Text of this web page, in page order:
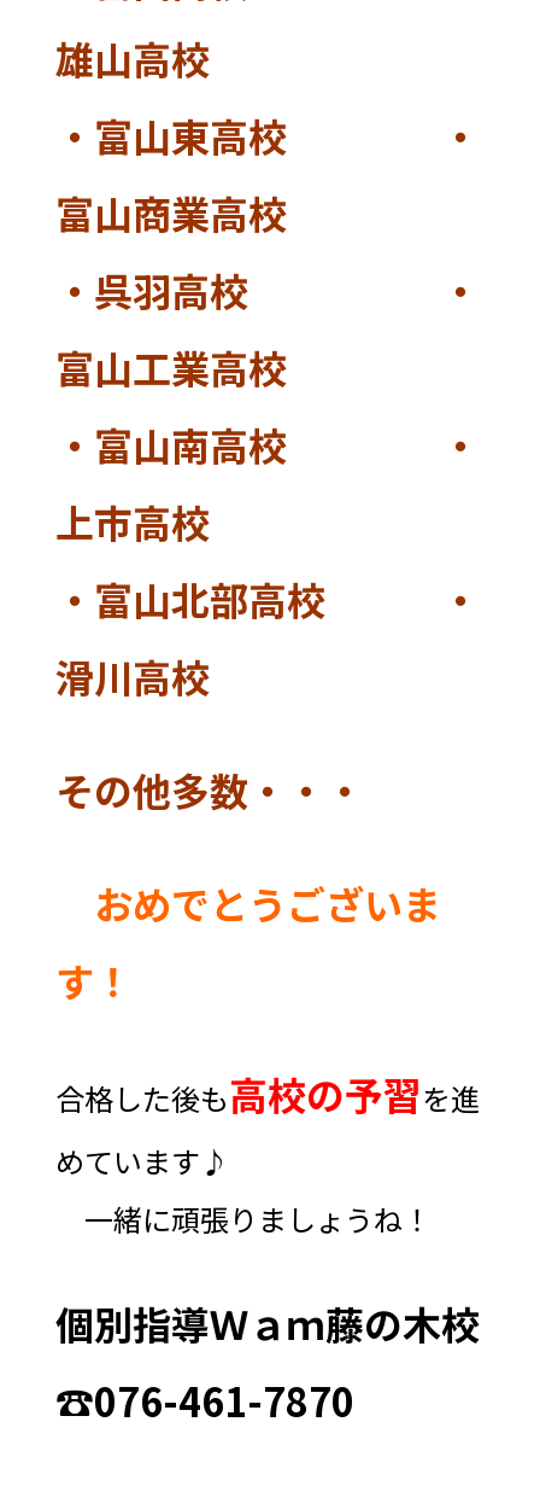
雄山高校
・富山東高校 ・
富山商業高校
・呉羽高校 ・
富山工業高校
・富山南高校 ・
上市高校
・富山北部高校 ・
滑川高校
その他多数・・・
おめでとうございま
す！
合格した後も高校の予習を進
めています♪
一緒に頑張りましょうね！
個別指導Ｗａｍ藤の木校
☎076-461-7870